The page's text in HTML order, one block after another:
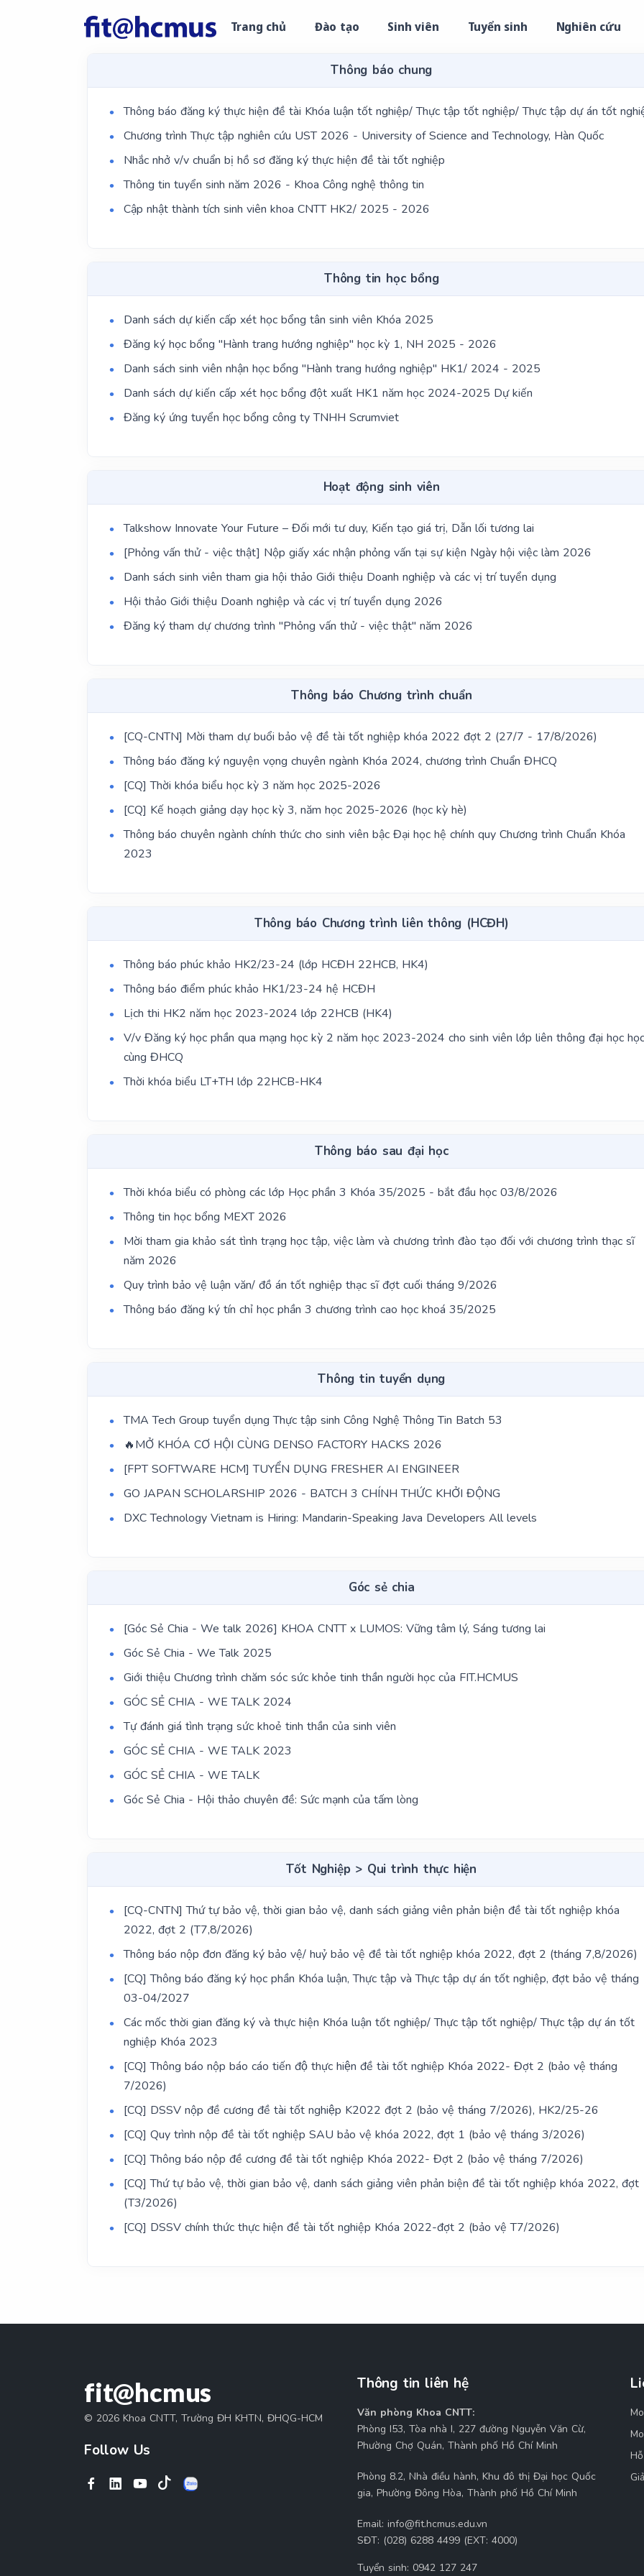
Trang chủ Đào tạo Sinh viên Tuyển sinh Nghiên cứu
Thông báo chung
Thông báo đăng ký thực hiện đề tài Khóa luận tốt nghiệp/ Thực tập tốt nghiệp/ Thực tập dự án tốt
Chương trình Thực tập nghiên cứu UST 2026 - University of Science and Technology, Hàn Quốc
Nhắc nhở v/v chuẩn bị hồ sơ đăng ký thực hiện đề tài tốt nghiệp
Thông tin tuyển sinh năm 2026 - Khoa Công nghệ thông tin
Cập nhật thành tích sinh viên khoa CNTT HK2/ 2025 - 2026
Thông tin học bổng
Danh sách dự kiến cấp xét học bổng tân sinh viên Khóa 2025
Đăng ký học bổng "Hành trang hướng nghiệp" học kỳ 1, NH 2025 - 2026
Danh sách sinh viên nhận học bổng "Hành trang hướng nghiệp" HK1/ 2024 - 2025
Danh sách dự kiến cấp xét học bổng đột xuất HK1 năm học 2024-2025 Dự kiến
Đăng ký ứng tuyển học bổng công ty TNHH Scrumviet
Hoạt động sinh viên
Talkshow Innovate Your Future – Đối mới tư duy, Kiến tạo giá trị, Dẫn lối tương lai
[Phỏng vấn thử - việc thật] Nộp giấy xác nhận phỏng vấn tại sự kiện Ngày hội việc làm 2026
Danh sách sinh viên tham gia hội thảo Giới thiệu Doanh nghiệp và các vị trí tuyển dụng
Hội thảo Giới thiệu Doanh nghiệp và các vị trí tuyển dụng 2026
Đăng ký tham dự chương trình "Phỏng vấn thử - việc thật" năm 2026
Thông báo Chương trình chuẩn
[CQ-CNTN] Mời tham dự buổi bảo vệ đề tài tốt nghiệp khóa 2022 đợt 2 (27/7 - 17/8/2026)
Thông báo đăng ký nguyện vọng chuyên ngành Khóa 2024, chương trình Chuẩn ĐHCQ
[CQ] Thời khóa biểu học kỳ 3 năm học 2025-2026
[CQ] Kế hoạch giảng dạy học kỳ 3, năm học 2025-2026 (học kỳ hè)
Thông báo chuyên ngành chính thức cho sinh viên bậc Đại học hệ chính quy Chương trình Chuẩn Khóa
2023
Thông báo Chương trình liên thông (HCĐH)
Thông báo phúc khảo HK2/23-24 (lớp HCĐH 22HCB, HK4)
Thông báo điểm phúc khảo HK1/23-24 hệ HCĐH
Lịch thi HK2 năm học 2023-2024 lớp 22HCB (HK4)
V/v Đăng ký học phần qua mạng học kỳ 2 năm học 2023-2024 cho sinh viên lớp liên thông đại học học
cùng ĐHCQ
Thời khóa biểu LT+TH lớp 22HCB-HK4
Thông báo sau đại học
Thời khóa biểu có phòng các lớp Học phần 3 Khóa 35/2025 - bắt đầu học 03/8/2026
Thông tin học bổng MEXT 2026
Mời tham gia khảo sát tình trạng học tập, việc làm và chương trình đào tạo đối với chương trình thạc sĩ
năm 2026
Quy trình bảo vệ luận văn/ đồ án tốt nghiệp thạc sĩ đợt cuối tháng 9/2026
Thông báo đăng ký tín chỉ học phần 3 chương trình cao học khoá 35/2025
Thông tin tuyển dụng
TMA Tech Group tuyển dụng Thực tập sinh Công Nghệ Thông Tin Batch 53
🔥MỞ KHÓA CƠ HỘI CÙNG DENSO FACTORY HACKS 2026​
[FPT SOFTWARE HCM] TUYỂN DỤNG FRESHER AI ENGINEER
GO JAPAN SCHOLARSHIP 2026 - BATCH 3 CHÍNH THỨC KHỞI ĐỘNG
DXC Technology Vietnam is Hiring: Mandarin-Speaking Java Developers All levels
Góc sẻ chia
[Góc Sẻ Chia - We talk 2026] KHOA CNTT x LUMOS: Vững tâm lý, Sáng tương lai
Góc Sẻ Chia - We Talk 2025
Giới thiệu Chương trình chăm sóc sức khỏe tinh thần người học của FIT.HCMUS
GÓC SẺ CHIA - WE TALK 2024
Tự đánh giá tình trạng sức khoẻ tinh thần của sinh viên
GÓC SẺ CHIA - WE TALK 2023
GÓC SẺ CHIA - WE TALK
Góc Sẻ Chia - Hội thảo chuyên đề: Sức mạnh của tấm lòng
Tốt Nghiệp > Qui trình thực hiện
[CQ-CNTN] Thứ tự bảo vệ, thời gian bảo vệ, danh sách giảng viên phản biện đề tài tốt nghiệp khóa
2022, đợt 2 (T7,8/2026)
Thông báo nộp đơn đăng ký bảo vệ/ huỷ bảo vệ đề tài tốt nghiệp khóa 2022, đợt 2 (tháng 7,8/2026)
[CQ] Thông báo đăng ký học phần Khóa luận, Thực tập và Thực tập dự án tốt nghiệp, đợt bảo vệ tháng
03-04/2027
Các mốc thời gian đăng ký và thực hiện Khóa luận tốt nghiệp/ Thực tập tốt nghiệp/ Thực tập dự án tốt
nghiệp Khóa 2023
[CQ] Thông báo nộp báo cáo tiến độ thực hiện đề tài tốt nghiệp Khóa 2022- Đợt 2 (bảo vệ tháng
7/2026)
[CQ] DSSV nộp đề cương đề tài tốt nghiệp K2022 đợt 2 (bảo vệ tháng 7/2026), HK2/25-26
[CQ] Quy trình nộp đề tài tốt nghiệp SAU bảo vệ khóa 2022, đợt 1 (bảo vệ tháng 3/2026)
[CQ] Thông báo nộp đề cương đề tài tốt nghiệp Khóa 2022- Đợt 2 (bảo vệ tháng 7/2026)
[CQ] Thứ tự bảo vệ, thời gian bảo vệ, danh sách giảng viên phản biện đề tài tốt nghiệp khóa 2022, đợt
(T3/2026)
[CQ] DSSV chính thức thực hiện đề tài tốt nghiệp Khóa 2022-đợt 2 (bảo vệ T7/2026)
fit@hcmus
© 2026 Khoa CNTT, Trường ĐH KHTN, ĐHQG-HCM
Follow Us
Thông tin liên hệ
Văn phòng Khoa CNTT:
Phòng I53, Tòa nhà I, 227 đường Nguyễn Văn Cừ,
Phường Chợ Quán, Thành phố Hồ Chí Minh
Phòng 8.2, Nhà điều hành, Khu đô thị Đại học Quốc
gia, Phường Đông Hòa, Thành phố Hồ Chí Minh
Email: info@fit.hcmus.edu.vn
SĐT: (028) 6288 4499 (EXT: 4000)
Tuyển sinh: 0942 127 247